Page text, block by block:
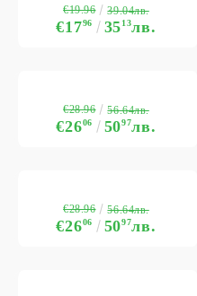
€1796 3513лв.
€19.96 39.04лв.
€2606 5097лв.
€28.96 56.64лв.
€2606 5097лв.
€28.96 56.64лв.